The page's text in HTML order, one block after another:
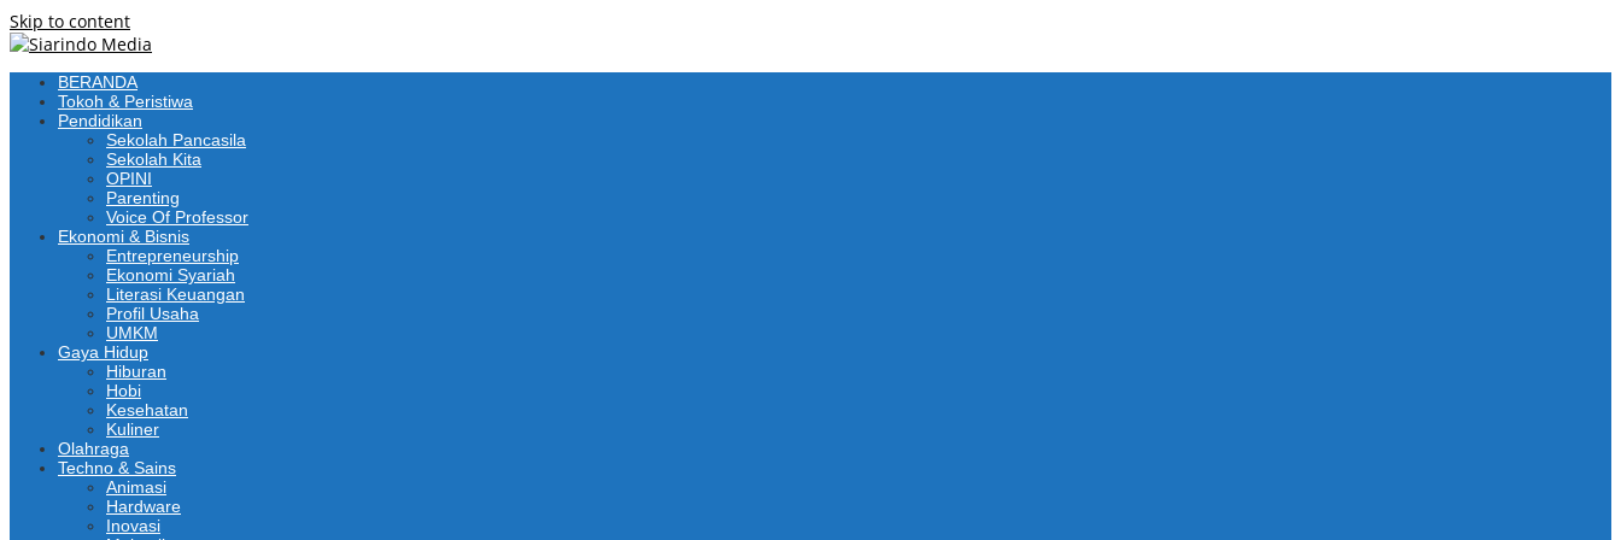
Skip to content
BERANDA
Tokoh & Peristiwa
Pendidikan
Sekolah Pancasila
Sekolah Kita
OPINI
Parenting
Voice Of Professor
Ekonomi & Bisnis
Entrepreneurship
Ekonomi Syariah
Literasi Keuangan
Profil Usaha
UMKM
Gaya Hidup
Hiburan
Hobi
Kesehatan
Kuliner
Olahraga
Techno & Sains
Animasi
Hardware
Inovasi